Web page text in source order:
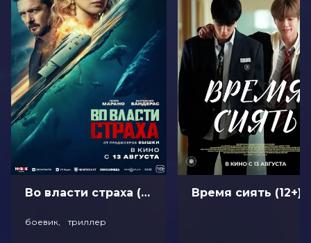
Куган, Гэттлин Гриффит, Джейкоб
Лофленд
Продюсеры
Джозеф Гарнер, Тодд Филлипс, Эмма
Тиллинджер Коскофф
Сценаристы
Скотт Сильвер, Тодд Филлипс, Пол
Дини
Жанр
драма, криминал, музыка, триллер
Бюджет
$200 000 000
Длительность
2 ч 18 мин
В прокате
с 10 октября до 23 октября
Во власти страха (18+)
боевик, триллер
Время сиять (12+)